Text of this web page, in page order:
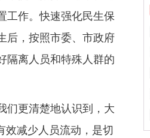
工作。快速强化民生保
后，按照市委、市政府
隔离人员和特殊人群的
更清楚地认识到，大
效减少人员流动，是切